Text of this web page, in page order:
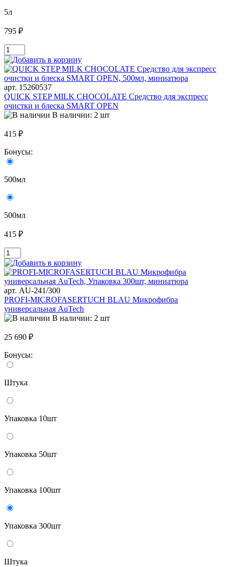
5л
795 ₽
арт. 15260537
QUICK STEP MILK CHOCOLATE Средство для экспресс
очистки и блеска SMART OPEN
В наличии: 2 шт
415 ₽
Бонусы:
500мл
500мл
415 ₽
арт. AU-241/300
PROFI-MICROFASERTUCH BLAU Микрофибра
универсальная AuTech
В наличии: 2 шт
25 690 ₽
Бонусы:
Штука
Упаковка 10шт
Упаковка 50шт
Упаковка 100шт
Упаковка 300шт
Штука